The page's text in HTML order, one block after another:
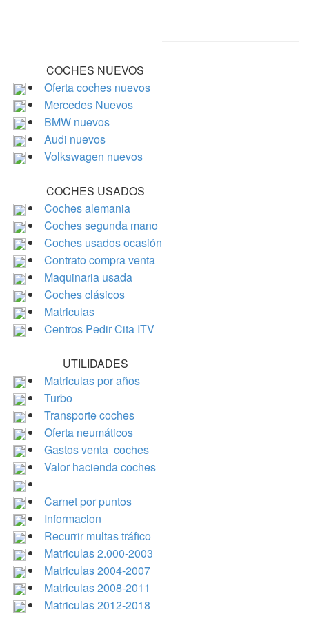
COCHES NUEVOS
Oferta coches nuevos
Mercedes Nuevos
BMW nuevos
Audi nuevos
Volkswagen nuevos
COCHES USADOS
Coches alemania
Coches segunda mano
Coches usados ocasión
Contrato compra venta
Maquinaria usada
Coches clásicos
Matriculas
Centros Pedir Cita ITV
UTILIDADES
Matriculas por años
Turbo
Transporte coches
Oferta neumáticos
Gastos venta coches
Valor hacienda coches
Carnet por puntos
Informacion
Recurrir multas tráfico
Matriculas 2.000-2003
Matriculas 2004-2007
Matriculas 2008-2011
Matriculas 2012-2018